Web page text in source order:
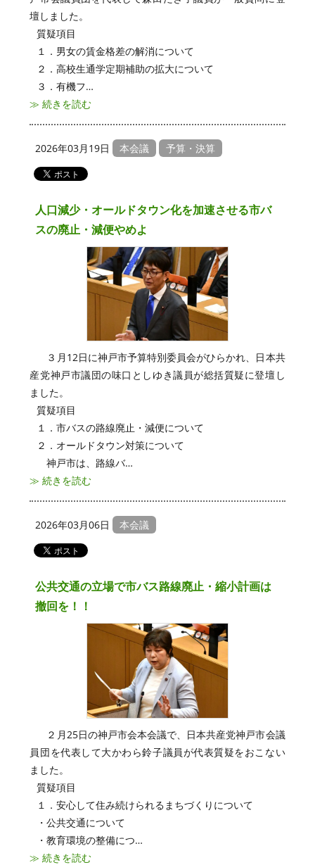
壇しました。
質疑項目
１．男女の賃金格差の解消について
２．高校生通学定期補助の拡大について
３．有機フ…
≫ 続きを読む
2026年03月19日 本会議 予算・決算
人口減少・オールドタウン化を加速させる市バ
スの廃止・減便やめよ
３月12日に神戸市予算特別委員会がひらかれ、日本共
産党神戸市議団の味口としゆき議員が総括質疑に登壇し
ました。
質疑項目
１．市バスの路線廃止・減便について
２．オールドタウン対策について
神戸市は、路線バ…
≫ 続きを読む
2026年03月06日 本会議
公共交通の立場で市バス路線廃止・縮小計画は
撤回を！！
２月25日の神戸市会本会議で、日本共産党神戸市会議
員団を代表して大かわら鈴子議員が代表質疑をおこない
ました。
質疑項目
１．安心して住み続けられるまちづくりについて
・公共交通について
・教育環境の整備につ…
≫ 続きを読む